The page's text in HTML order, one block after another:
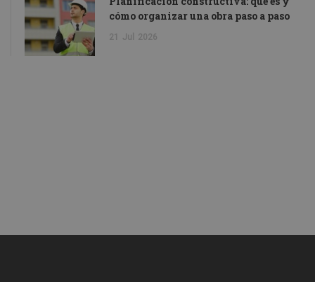
cómo organizar una obra paso a paso
21 Jul 2026